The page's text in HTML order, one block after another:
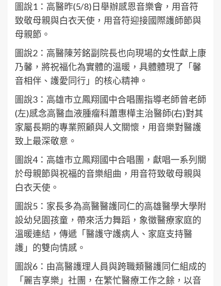
圖說1：高醫昨(5/8)日舉辦感恩音樂會，用音符
致敬母親與白衣天使，用音符迎接國際護師節與
母親節。
圖說2：高醫陳芳銘副院長也向現場的女性獻上康
乃馨，將祝福化為實體的溫暖，具體體現了「馨
音相伴、護愛同行」的核心精神。
圖說3：高雄市立鳳翔國中合唱團指導老師曾老師
(左)感念高醫血液腫瘤科蕭惠樺主治醫師(右)對其
家屬長期的專業照顧與人文關懷，用音樂對醫護
致上最深敬意。
圖說4：高雄市立鳳翔國中合唱團，獻唱一系列關
於母親節與祝福的音樂組曲，用音符致敬母親與
白衣天使。
圖說5：家長多為高醫醫護同仁的高雄醫學大學附
設幼兒園孩童，帶來活力舞蹈，象徵醫療家庭的
溫暖連結，傳遞「醫護守護病人、家庭支持醫
護」的雙向情感。
圖說6：由高醫護理人員與跨職類醫護同仁組成的
「麗吉享樂」社團，在繁忙醫療工作之餘，以音